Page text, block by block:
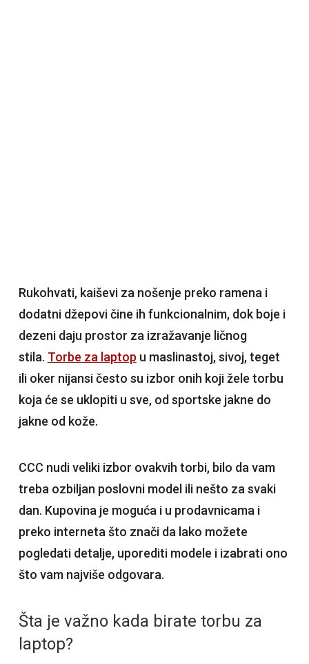
Rukohvati, kaiševi za nošenje preko ramena i
dodatni džepovi čine ih funkcionalnim, dok boje i
dezeni daju prostor za izražavanje ličnog
stila. Torbe za laptop u maslinastoj, sivoj, teget
ili oker nijansi često su izbor onih koji žele torbu
koja će se uklopiti u sve, od sportske jakne do
jakne od kože.
CCC nudi veliki izbor ovakvih torbi, bilo da vam
treba ozbiljan poslovni model ili nešto za svaki
dan. Kupovina je moguća i u prodavnicama i
preko interneta što znači da lako možete
pogledati detalje, uporediti modele i izabrati ono
što vam najviše odgovara.
Šta je važno kada birate torbu za
laptop?